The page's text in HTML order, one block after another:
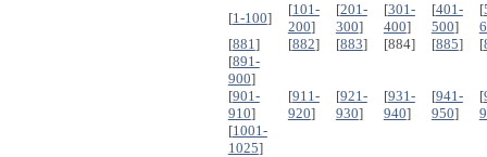
[1-100]
[101-
200]
[201-
300]
[301-
400]
[401-
500]
[
[881] [882] [883] [884] [885] [
[891-
900]
[901-
910]
[911-
920]
[921-
930]
[931-
940]
[941-
950]
[
[1001-
1025]